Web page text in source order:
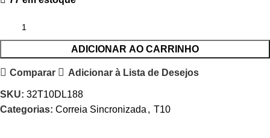
ADICIONAR AO CARRINHO
Comparar Adicionar à Lista de Desejos
SKU: 32T10DL188
Categorias: Correia Sincronizada , T10